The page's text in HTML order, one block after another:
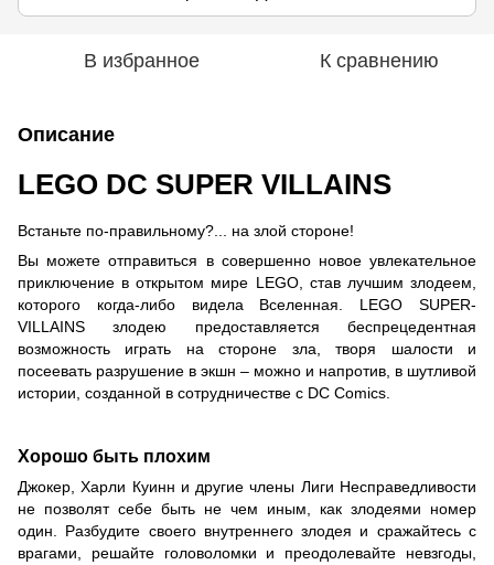
В избранное К сравнению
Описание
LEGO DC SUPER VILLAINS
Встаньте по-правильному?... на злой стороне!
Вы можете отправиться в совершенно новое увлекательное
приключение в открытом мире LEGO, став лучшим злодеем,
которого когда-либо видела Вселенная. LEGO SUPER-
VILLAINS злодею предоставляется беспрецедентная
возможность играть на стороне зла, творя шалости и
посеевать разрушение в экшн – можно и напротив, в шутливой
истории, созданной в сотрудничестве с DC Comics.
Хорошо быть плохим
Джокер, Харли Куинн и другие члены Лиги Несправедливости
не позволят себе быть не чем иным, как злодеями номер
один. Разбудите своего внутреннего злодея и сражайтесь с
врагами, решайте головоломки и преодолевайте невзгоды,